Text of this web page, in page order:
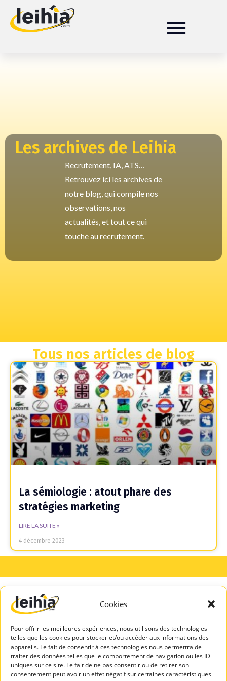
Cookies
Pour offrir les meilleures expériences, nous utilisons des technologies
telles que les cookies pour stocker et/ou accéder aux informations des
appareils. Le fait de consentir à ces technologies nous permettra de
traiter des données telles que le comportement de navigation ou les ID
uniques sur ce site. Le fait de ne pas consentir ou de retirer son
consentement peut avoir un effet négatif sur certaines caractéristiques
Les archives de Leihia
Recrutement, IA, ATS…
Retrouvez ici les archives de
notre blog, qui compile nos
observations, nos
actualités, et tout ce qui
touche au recrutement.
Tous nos articles de blog
La sémiologie : atout phare des
stratégies marketing
LIRE LA SUITE »
4 décembre 2023
A PROPOS
Mentions légales
Politique de
confidentialité
Blog Leihia
Espace Candidats
Leihia – Bilan de
compétences
Leihia – Coaching